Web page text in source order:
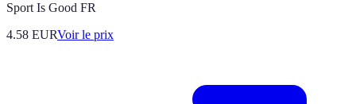
Sport Is Good FR
4.58 EURVoir le prix